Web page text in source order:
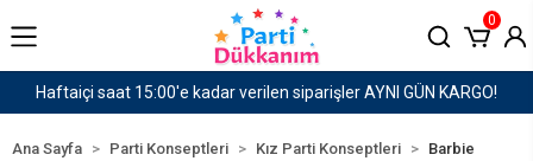
AYNI GÜN KARGO! 1500 TL ve Üzeri
0
Ana Sayfa Parti Konseptleri Kız Parti Konseptleri Barbie